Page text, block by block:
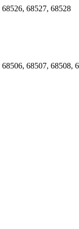
68526, 68527, 68528
68506, 68507, 68508,